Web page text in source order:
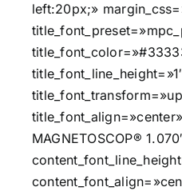
left:20px;»
MAGNETOSCOP®